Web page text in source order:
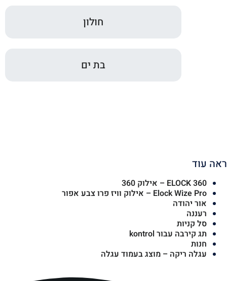
חולון
בת ים
ראה עוד
ELOCK 360 – אילוק 360
Elock Wize Pro – אילוק וויז פרו צבע אפור
אור יהודה
רעננה
סל קניות
תג קירבה עבור kontrol
חנות
עגלה ריקה – מוצג בעמוד עגלה